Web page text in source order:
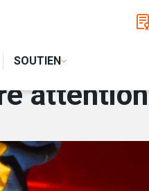
SOUTIEN
attention